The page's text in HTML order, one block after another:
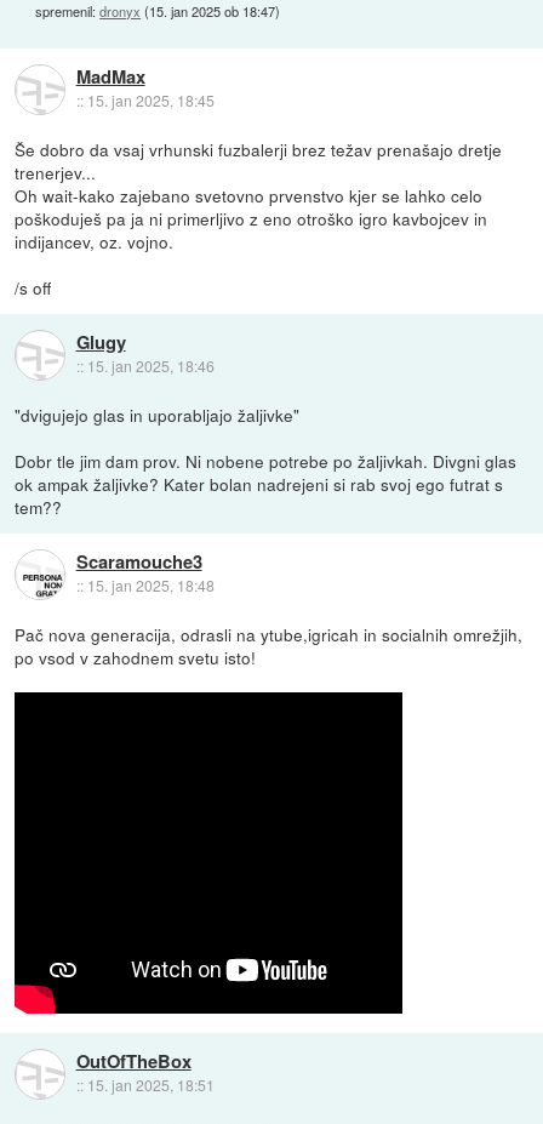
spremenil:dronyx (15. jan 2025 ob 18:47)
MadMax
:: 15. jan 2025, 18:45
Še dobro da vsaj vrhunski fuzbalerji brez težav prenašajo dretje
trenerjev...
Oh wait-kako zajebano svetovno prvenstvo kjer se lahko celo
poškoduješ pa ja ni primerljivo z eno otroško igro kavbojcev in
indijancev, oz. vojno.
/s off
Glugy
:: 15. jan 2025, 18:46
"dvigujejo glas in uporabljajo žaljivke"
Dobr tle jim dam prov. Ni nobene potrebe po žaljivkah. Divgni glas
ok ampak žaljivke? Kater bolan nadrejeni si rab svoj ego futrat s
tem??
Scaramouche3
:: 15. jan 2025, 18:48
Pač nova generacija, odrasli na ytube,igricah in socialnih omrežjih,
po vsod v zahodnem svetu isto!
OutOfTheBox
:: 15. jan 2025, 18:51